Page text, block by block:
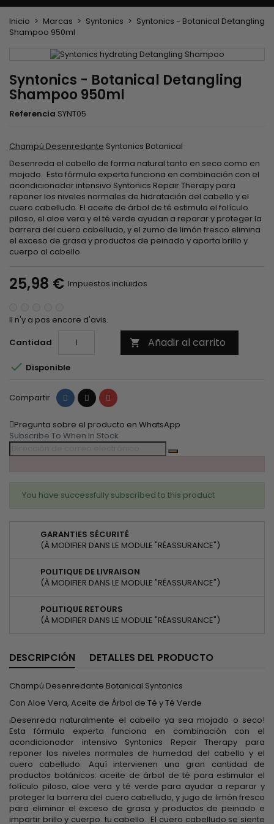
Inicio Marcas Syntonics
Syntonics - Botanical Detangling
Shampoo 950ml
Syntonics - Botanical Detangling
Shampoo 950ml
Referencia SYNT05
Champú Desenredante Syntonics Botanical
Desenreda el cabello de forma natural tanto en seco como en
mojado. Esta fórmula experta funciona en combinación con el
acondicionador intensivo Syntonics Repair Therapy para
reponer los niveles normales de hidratación del cabello y el
cuero cabelludo. El aceite de árbol de té estimula el folículo
piloso, el aloe vera y el té verde ayudan a reparar y proteger la
barrera del cuero cabelludo, y el zumo de limón fresco elimina
el exceso de grasa y productos de peinado y aporta brillo y
cuerpo al cabello
25,98 € Impuestos incluidos
Il n'y a pas encore d'avis.
Cantidad
 Añadir al carrito
 Disponible
Compartir Compartir
TuitearPinterest
Pregunta sobre el producto en WhatsApp
Subscribe To When In Stock
You have successfully subscribed to this product
GARANTIES SÉCURITÉ
(À MODIFIER DANS LE MODULE "RÉASSURANCE")
POLITIQUE DE LIVRAISON
(À MODIFIER DANS LE MODULE "RÉASSURANCE")
POLITIQUE RETOURS
(À MODIFIER DANS LE MODULE "RÉASSURANCE")
DESCRIPCIÓN DETALLES DEL PRODUCTO
Champú Desenredante Botanical Syntonics
Con Aloe Vera, Aceite de Árbol de Té y Té Verde
¡Desenreda naturalmente el cabello ya sea mojado o seco!
Esta fórmula experta funciona en combinación con el
acondicionador intensivo Syntonics Repair Therapy para
reponer los niveles normales de humedad del cabello y el
cuero cabelludo. Aquí intervienen una gran cantidad de
productos botánicos: aceite de árbol de té para estimular el
folículo piloso, aloe vera y té verde para ayudar a reparar y
proteger la barrera del cuero cabelludo, y jugo de limón fresco
para eliminar el exceso de grasa y productos de peinado e
impartir brillo y cuerpo. tu cabello. El cuero cabelludo se siente